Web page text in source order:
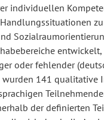
individuellen
oder fehlender
wurden 141 qualitative
der definierten